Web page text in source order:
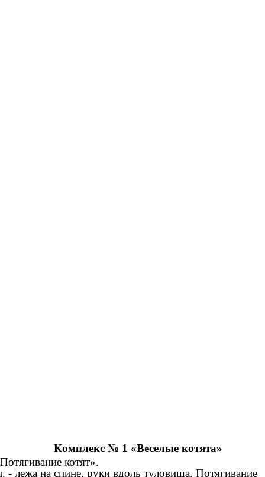
Комплекс № 1 «Веселые котята»
котят».
- лежа на спине, руки вдоль туловища. Потягивание